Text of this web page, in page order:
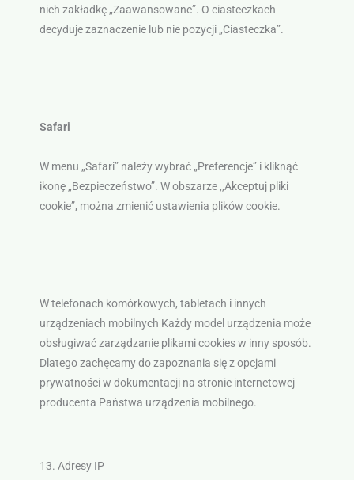
nich zakładkę „Zaawansowane”. O ciasteczkach
decyduje zaznaczenie lub nie pozycji „Ciasteczka”.
Safari
W menu „Safari” należy wybrać „Preferencje” i kliknąć
ikonę „Bezpieczeństwo”. W obszarze ,,Akceptuj pliki
cookie”, można zmienić ustawienia plików cookie.
W telefonach komórkowych, tabletach i innych
urządzeniach mobilnych Każdy model urządzenia może
obsługiwać zarządzanie plikami cookies w inny sposób.
Dlatego zachęcamy do zapoznania się z opcjami
prywatności w dokumentacji na stronie internetowej
producenta Państwa urządzenia mobilnego.
13. Adresy IP